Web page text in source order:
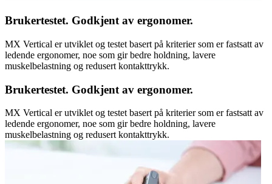
Brukertestet. Godkjent av ergonomer.
MX Vertical er utviklet og testet basert på kriterier som er fastsatt av
ledende ergonomer, noe som gir bedre holdning, lavere
muskelbelastning og redusert kontakttrykk.
Brukertestet. Godkjent av ergonomer.
MX Vertical er utviklet og testet basert på kriterier som er fastsatt av
ledende ergonomer, noe som gir bedre holdning, lavere
muskelbelastning og redusert kontakttrykk.